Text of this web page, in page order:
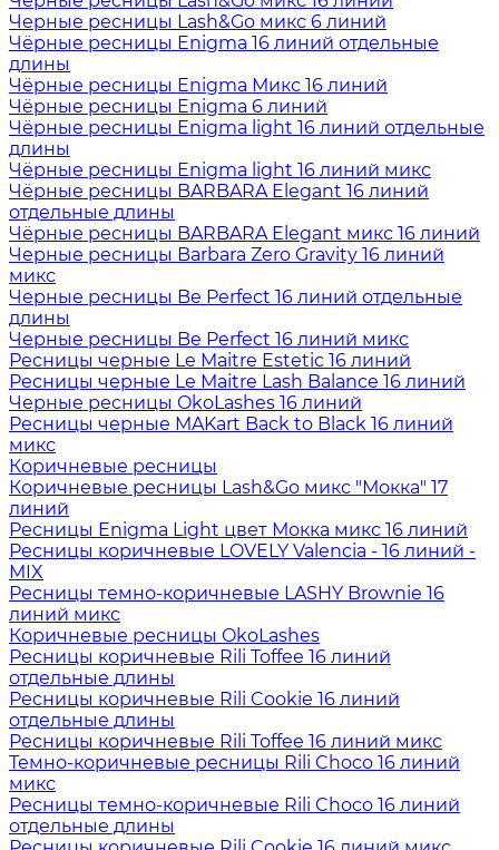
Черные ресницы Lash&Go микс 6 линий
Чёрные ресницы Enigma 16 линий отдельные
длины
Чёрные ресницы Enigma Микс 16 линий
Чёрные ресницы Enigma 6 линий
Чёрные ресницы Enigma light 16 линий отдельные
длины
Чёрные ресницы Enigma light 16 линий микс
Чёрные ресницы BARBARA Elegant 16 линий
отдельные длины
Чёрные ресницы BARBARA Elegant микс 16 линий
Черные ресницы Barbara Zero Gravity 16 линий
микс
Черные ресницы Be Perfect 16 линий отдельные
длины
Черные ресницы Be Perfect 16 линий микс
Ресницы черные Le Maitre Estetic 16 линий
Ресницы черные Le Maitre Lash Balance 16 линий
Черные ресницы OkoLashes 16 линий
Ресницы черные MAKart Back to Black 16 линий
микс
Коричневые ресницы
Коричневые ресницы Lash&Go микс "Мокка" 17
линий
Ресницы Enigma Light цвет Мокка микс 16 линий
Ресницы коричневые LOVELY Valencia - 16 линий -
MIX
Ресницы темно-коричневые LASHY Brownie 16
линий микс
Коричневые ресницы OkoLashes
Ресницы коричневые Rili Toffee 16 линий
отдельные длины
Ресницы коричневые Rili Cookie 16 линий
отдельные длины
Ресницы коричневые Rili Toffee 16 линий микс
Темно-коричневые ресницы Rili Choco 16 линий
микс
Ресницы темно-коричневые Rili Choco 16 линий
отдельные длины